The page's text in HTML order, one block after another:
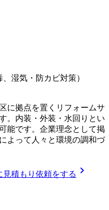
湿気・防カビ対策）
に拠点を置くリフォームサ
。内装・外装・水回りとい
能です。企業理念として掲
よって人々と環境の調和づ
見積もり依頼をする chevron_right